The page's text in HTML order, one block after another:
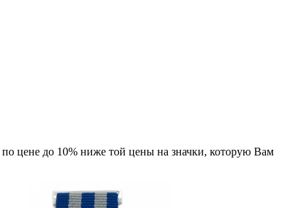
по цене до 10% ниже той цены на значки, которую Вам